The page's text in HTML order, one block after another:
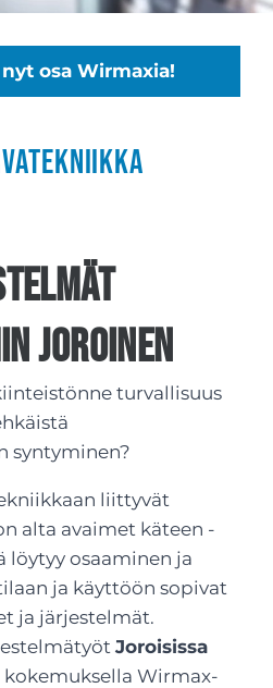
osa Wirmaxia!
Joroinen
turvallisuus
syntyminen?
liittyvät
alta avaimet käteen -
löytyy osaaminen ja
ja käyttöön sopivat
ja järjestelmät.
Joroisissa
kokemuksella Wirmax-